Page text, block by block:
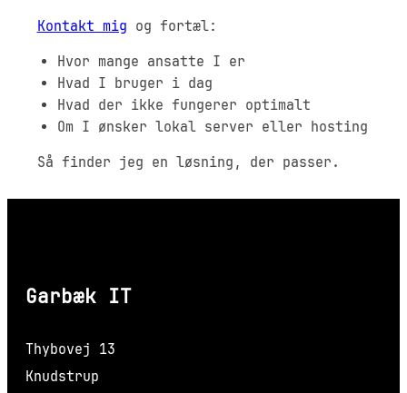
Kontakt mig og fortæl:
Hvor mange ansatte I er
Hvad I bruger i dag
Hvad der ikke fungerer optimalt
Om I ønsker lokal server eller hosting
Så finder jeg en løsning, der passer.
Garbæk IT
Thybovej 13
Knudstrup